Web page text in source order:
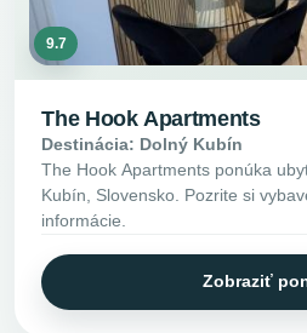
9.7
The Hook Apartments
Destinácia: Dolný Kubín
The Hook Apartments ponúka
Kubín, Slovensko. Pozrite si
informácie.
Zobraziť